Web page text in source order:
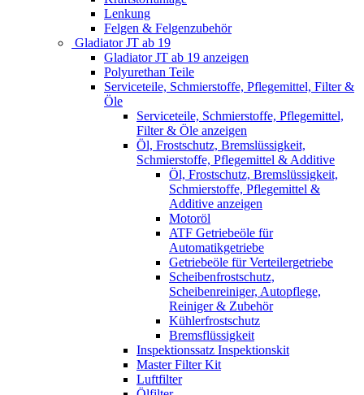
Lenkung
Felgen & Felgenzubehör
Gladiator JT ab 19
Gladiator JT ab 19 anzeigen
Polyurethan Teile
Serviceteile, Schmierstoffe, Pflegemittel, Filter &
Öle
Serviceteile, Schmierstoffe, Pflegemittel,
Filter & Öle anzeigen
Öl, Frostschutz, Bremslüssigkeit,
Schmierstoffe, Pflegemittel & Additive
Öl, Frostschutz, Bremslüssigkeit,
Schmierstoffe, Pflegemittel &
Additive anzeigen
Motoröl
ATF Getriebeöle für
Automatikgetriebe
Getriebeöle für Verteilergetriebe
Scheibenfrostschutz,
Scheibenreiniger, Autopflege,
Reiniger & Zubehör
Kühlerfrostschutz
Bremsflüssigkeit
Inspektionssatz Inspektionskit
Master Filter Kit
Luftfilter